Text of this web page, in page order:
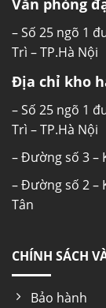
Văn phòng
– Số 25 ngõ 1
Trì – TP.Hà Nội
Địa chỉ kho
– Số 25 ngõ 1
Trì – TP.Hà Nội
– Đường số 3 –
– Đường số 2 –
Tân
CHÍNH SÁCH
Bảo hành